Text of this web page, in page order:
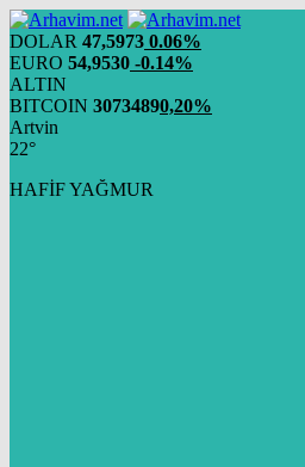
DOLAR 47,5973 0.06%
EURO 54,9530 -0.14%
ALTIN
BITCOIN 30734890,20%
Artvin
22°
HAFİF YAĞMUR